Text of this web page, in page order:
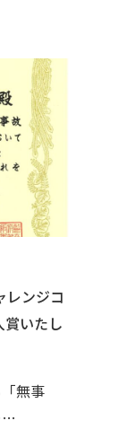
レンジコ
賞いたし
無事